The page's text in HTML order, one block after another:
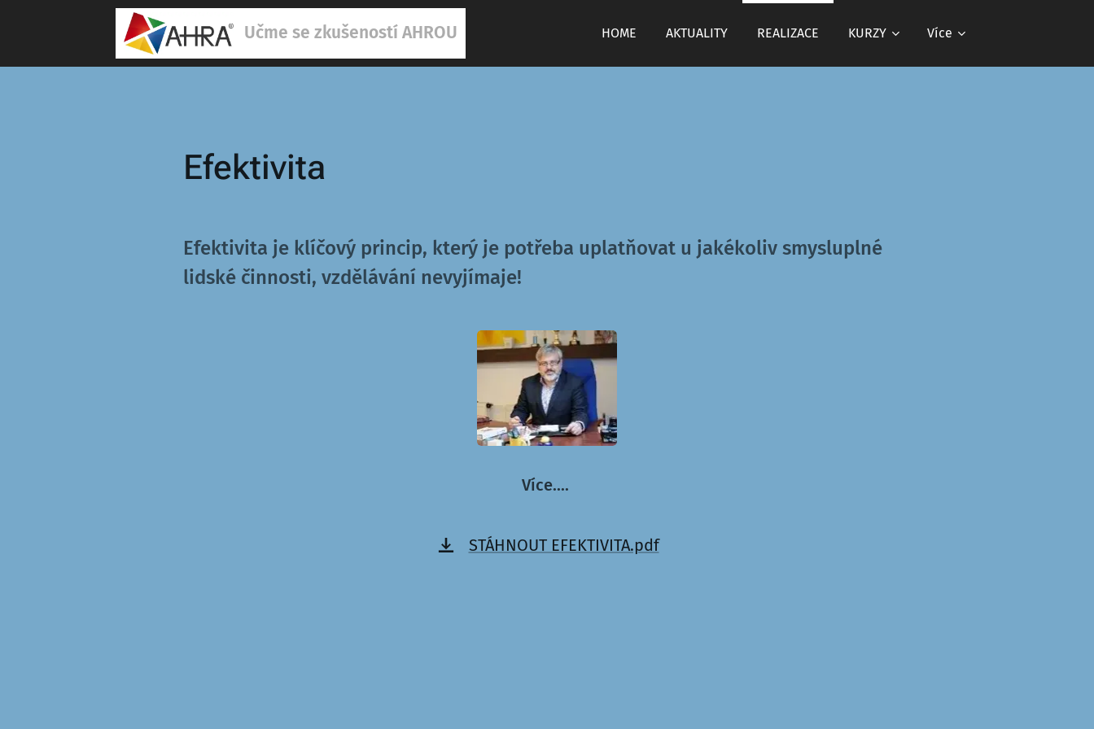
Učme se zkušeností AHROU HOME AKTUALITY REALIZACE KURZY Více
Efektivita
Efektivita je klíčový princip, který je potřeba uplatňovat u jakékoliv smysluplné
lidské činnosti, vzdělávání nevyjímaje!
Více....
STÁHNOUT EFEKTIVITA.pdf